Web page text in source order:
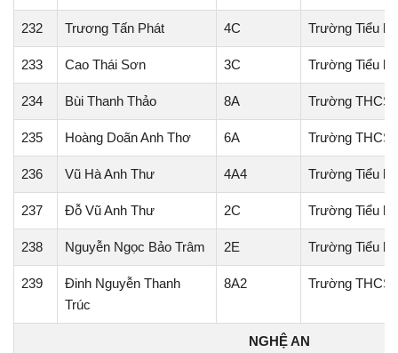
232 Trương Tấn Phát 4C Trường Tiểu
233 Cao Thái Sơn 3C Trường Tiểu
234 Bùi Thanh Thảo 8A Trường THCS
235 Hoàng Doãn Anh Thơ 6A Trường THCS
236 Vũ Hà Anh Thư 4A4 Trường Tiểu
237 Đỗ Vũ Anh Thư 2C Trường Tiểu
238 Nguyễn Ngọc Bảo Trâm 2E Trường Tiểu
239
Đinh Nguyễn Thanh
Trúc
8A2 Trường THCS
NGHỆ AN